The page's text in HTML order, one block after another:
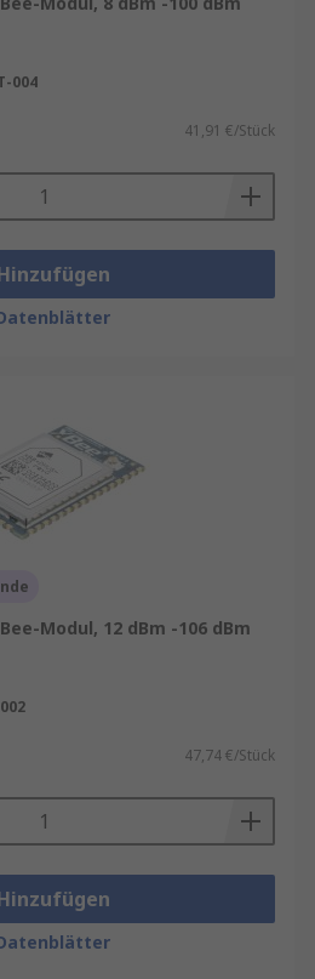
für die
Normen:
oder regionale
004
41,91 €/Stück
Modul, 12 dBm -106 dBm
47,74 €/Stück